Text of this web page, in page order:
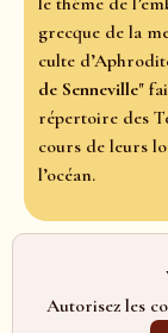
grecque de la
culte
de Senneville"
répertoire des
cours de leurs
l’océan.
Autorisez les